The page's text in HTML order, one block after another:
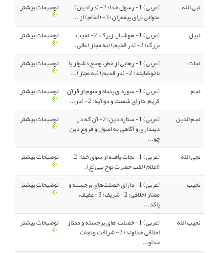
نبی الله (عربی) 1- رسول خدا؛ 2- (در ادیان)
عنوانی برای پیغمران؛ 3- (اَعلام) از ...
توضیحات بیشتر
نبیل (عربی) 1- هوشیار، زیرک؛ 2- نجیب،
بزرگ؛ 3- (در قدیم) (به مجاز) عالی.
توضیحات بیشتر
نجات (عربی) 1- رهایی از خطر، وضع دشوار یا
ناخوشایند؛ 2- (در قدیم) (به مجاز)...
توضیحات بیشتر
نجم (عربی) 1- سوره ی پنجاه و سوم از قرآن
کریم، دارای شصت و دو آیه؛ 2- (در...
توضیحات بیشتر
نجم الدین (عربی) 1- ستاره دین؛ 2- آن که در
دینداری و آگاهی به اصول و فروع دین
چو...
توضیحات بیشتر
نجی الله (عربی) 1- نجات یافته از سوی خدا؛ 2-
(اَعلام) لقب حضرت نوح نبی(ع).
توضیحات بیشتر
نجیب (عربی) 1- دارای خصلت‌های برجسته و
ممتاز اخلاقی؛ 2- شریف؛ 3- عفیف،
پاکد...
توضیحات بیشتر
نجیب الله (عربی) 1- خصلت های برجسته و ممتاز
اخلاقی خداوند؛ 2- شرافت و نجات
خداو...
توضیحات بیشتر